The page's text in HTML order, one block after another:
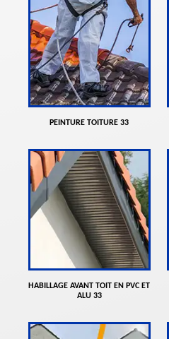
PEINTURE TOITURE 33
HABILLAGE AVANT TOIT EN PVC ET
ALU 33